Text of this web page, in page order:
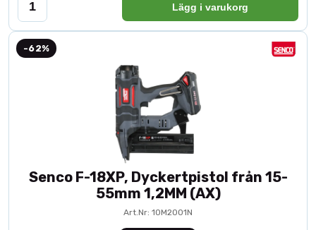
Lägg i varukorg
-62%
Senco F-18XP, Dyckertpistol från 15-
55mm 1,2MM (AX)
Art.Nr: 10M2001N